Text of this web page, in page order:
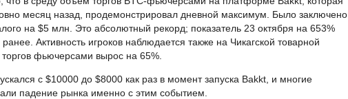
месяц назад, продемонстрировал дневной максимум. Было заключено
на $5 млн. Это абсолютный рекорд; показатель 23 октября на 653%
Активность игроков наблюдается также на Чикагской товарной
фьючерсами вырос на 65%.
с $10000 до $8000 как раз в момент запуска Bakkt, и многие
падение рынка именно с этим событием.